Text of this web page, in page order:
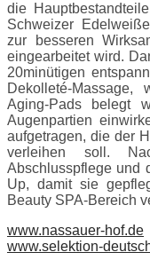
die
Schweizer
zur besseren
eingearbeitet wird.
20minütigen
Dekolleté-
Aging-Pads belegt
Augenpartien
aufgetragen, die der
verleihen soll.
Abschlusspflege und
Up, damit sie
Beauty SPA-Bereich
www.nassauer-hof.de
www.selektion-